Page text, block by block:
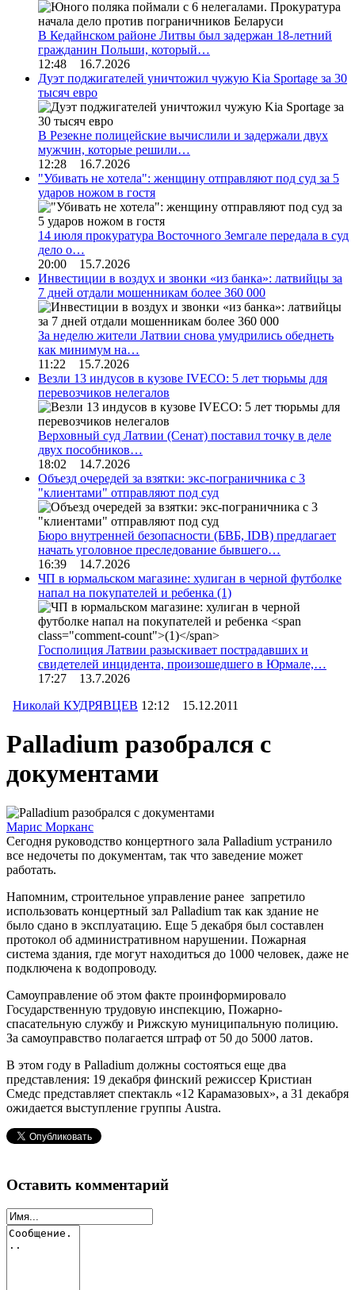
В Кедайнском районе Литвы был задержан 18-летний
гражданин Польши, который…
12:48 16.7.2026
Дуэт поджигателей уничтожил чужую Kia Sportage за 30
тысяч евро
В Резекне полицейские вычислили и задержали двух
мужчин, которые решили…
12:28 16.7.2026
"Убивать не хотела": женщину отправляют под суд за 5
ударов ножом в гостя
14 июля прокуратура Восточного Земгале передала в суд
дело о…
20:00 15.7.2026
Инвестиции в воздух и звонки «из банка»: латвийцы за
7 дней отдали мошенникам более 360 000
За неделю жители Латвии снова умудрились обеднеть
как минимум на…
11:22 15.7.2026
Везли 13 индусов в кузове IVECO: 5 лет тюрьмы для
перевозчиков нелегалов
Верховный суд Латвии (Сенат) поставил точку в деле
двух пособников…
18:02 14.7.2026
Объезд очередей за взятки: экс-пограничника с 3
"клиентами" отправляют под суд
Бюро внутренней безопасности (БВБ, IDB) предлагает
начать уголовное преследование бывшего…
16:39 14.7.2026
ЧП в юрмальском магазине: хулиган в черной футболке
напал на покупателей и ребенка (1)
Госполиция Латвии разыскивает пострадавших и
свидетелей инцидента, произошедшего в Юрмале,…
17:27 13.7.2026
Николай КУДРЯВЦЕВ 12:12 15.12.2011
Palladium разобрался с
документами
Марис Морканс
Сегодня руководство концертного зала Palladium устранило
все недочеты по документам, так что заведение может
работать.
Напомним, строительное управление ранее запретило
использовать концертный зал Palladium так как здание не
было сдано в эксплуатацию. Еще 5 декабря был составлен
протокол об административном нарушении. Пожарная
система здания, где могут находиться до 1000 человек, даже не
подключена к водопроводу.
Самоуправление об этом факте проинформировало
Государственную трудовую инспекцию, Пожарно-
спасательную службу и Рижскую муниципальную полицию.
За самоуправство полагается штраф от 50 до 5000 латов.
В этом году в Palladium должны состояться еще два
представления: 19 декабря финский режиссер Кристиан
Смедс представляет спектакль «12 Карамазовых», а 31 декабря
ожидается выступление группы Austra.
Оставить комментарий